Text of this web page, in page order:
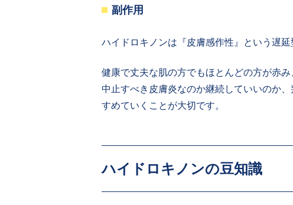
副作用
ハイドロキノンは『皮膚感作性』という遅
健康で丈夫な肌の方でもほとんどの方が赤
中止すべき皮膚炎なのか継続していいのか
すめていくことが大切です。
ハイドロキノンの豆知識